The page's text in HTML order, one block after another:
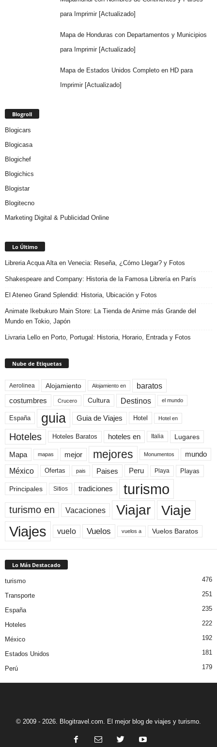
para Imprimir [Actualizado]
Mapa de Honduras con Departamentos y Municipios
para Imprimir [Actualizado]
Mapa de Estados Unidos Completo en HD para
Imprimir [Actualizado]
Blogroll
Blogicars
Blogicasa
Blogichef
Blogichics
Blogistar
Blogitecno
Marketing Digital & Publicidad Online
Lo Último
Libreria Acqua Alta en Venecia: Reseña, ¿Cómo Llegar? y Fotos
Shakespeare and Company: Historia de la Famosa Librería en París
El Ateneo Grand Splendid: Historia, Ubicación y Fotos
Animate Ikebukuro Main Store: La Tienda de Anime más Grande del
Mundo en Tokio, Japón
Livraria Lello en Porto, Portugal: Historia, Horario, Entrada y Fotos
Nube de Etiquetas
Aerolinea Alojamiento Alojamiento en baratos
costumbres Crucero Cultura Destinos el mundo
España guia Guia de Viajes Hotel Hotel en
Hoteles Hoteles Baratos hoteles en Italia Lugares
Mapa mapas mejor mejores Monumentos mundo
México Ofertas pais Paises Peru Playa Playas
Principales Sitios tradiciones turismo
turismo en Vacaciones Viajar Viaje
Viajes vuelo Vuelos vuelos a Vuelos Baratos
Lo Más Destacado
turismo 476
Transporte 251
España 235
Hoteles 222
México 192
Estados Unidos 181
Perú 179
© 2009 - 2026. Blogitravel.com. El mejor blog de viajes y turismo.